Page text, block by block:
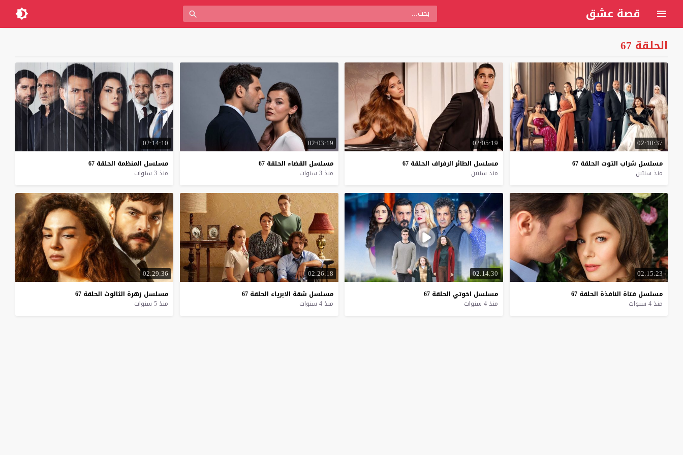
قصة عشق
الحلقة 67
02:10:37
مسلسل شراب التوت الحلقة 67
منذ سنتين
02:05:19
مسلسل الطائر الرفراف الحلقة 67
منذ سنتين
02:03:19
مسلسل القضاء الحلقة 67
منذ 3 سنوات
02:14:10
مسلسل المنظمة الحلقة 67
منذ 3 سنوات
02:15:23
مسلسل فتاة النافذة الحلقة 67
منذ 4 سنوات
02:14:30
مسلسل اخوتي الحلقة 67
منذ 4 سنوات
02:26:18
مسلسل شقة الابرياء الحلقة 67
منذ 4 سنوات
02:29:36
مسلسل زهرة الثالوث الحلقة 67
منذ 5 سنوات